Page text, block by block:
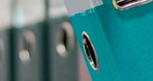
(ETAC)
Hospital de Dia d’Adolescents de Sta.
Gramenet (HDA SC)
Hospital de Dia d’Adolescents de